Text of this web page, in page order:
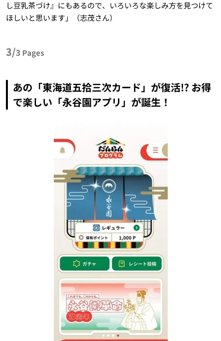
し豆乳茶づけ』にもあるので、いろいろな楽しみ方を見つけて
ほしいと思います」（志茂さん）
3/3 Pages
あの「東海道五拾三次カード」が復活!? お得
で楽しい「永谷園アプリ」が誕生！